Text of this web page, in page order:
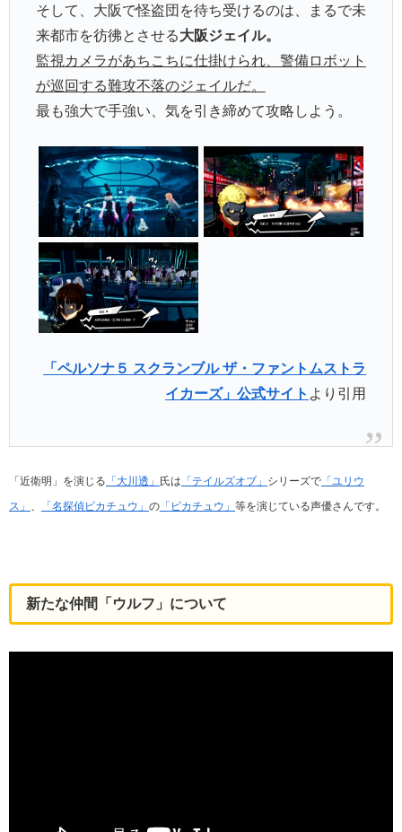
そして、大阪で怪盗団を待ち受けるのは、まるで未
来都市を彷彿とさせる大阪ジェイル。
監視カメラがあちこちに仕掛けられ、警備ロボット
が巡回する難攻不落のジェイルだ。
最も強大で手強い、気を引き締めて攻略しよう。
「ペルソナ５ スクランブル ザ・ファントムストラ
イカーズ」公式サイト より引用
「近衛明」を演じる 「大川透」 氏は 「テイルズオブ」 シリーズで 「ユリウ
ス」
「名探偵ピカチュウ」 の 「ピカチュウ」 等を演じている声優さんです。
新たな仲間「ウルフ」について